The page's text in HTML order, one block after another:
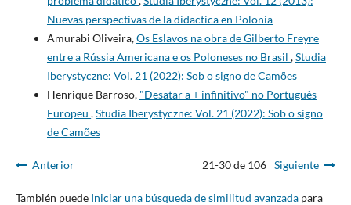
Nuevas perspectivas de la didactica en Polonia
Amurabi Oliveira,Os Eslavos na obra de Gilberto Freyre
entre a Rússia Americana e os Poloneses no Brasil ,Studia
Iberystyczne: Vol. 21 (2022): Sob o signo de Camões
Henrique Barroso, "Desatar a + infinitivo" no Português
Europeu ,Studia Iberystyczne: Vol. 21 (2022): Sob o signo
de Camões
Anterior 21-30 de 106 Siguiente
También puede Iniciar una búsqueda de similitud avanzadapara